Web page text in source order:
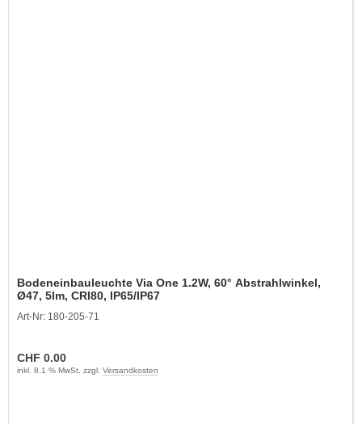
Bodeneinbauleuchte Via One 1.2W, 60° Abstrahlwinkel,
Ø47, 5lm, CRI80, IP65/IP67
Art-Nr: 180-205-71
CHF 0.00
inkl. 8.1 % MwSt. zzgl. Versandkosten